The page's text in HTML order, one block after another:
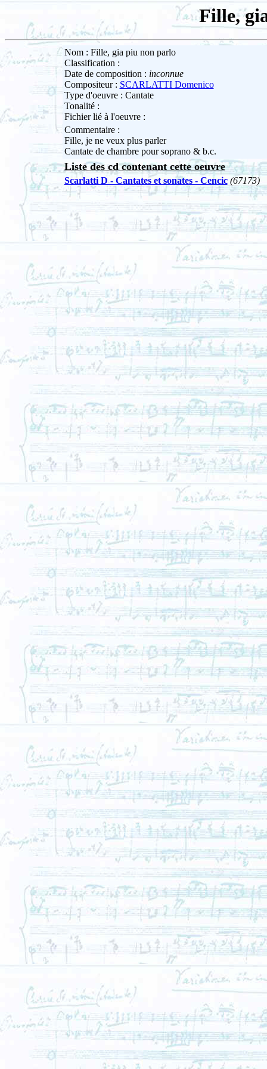
Fille,
Nom : Fille, gia piu non parlo
Classification :
Date de composition : inconnue
Compositeur : SCARLATTI Domenico
Type d'oeuvre : Cantate
Tonalité :
Fichier lié à l'oeuvre :
Commentaire :
Fille, je ne veux plus parler
Cantate de chambre pour soprano & b.c.
Liste des cd contenant cette oeuvre
Scarlatti D - Cantates et sonates - Cencic (67173)